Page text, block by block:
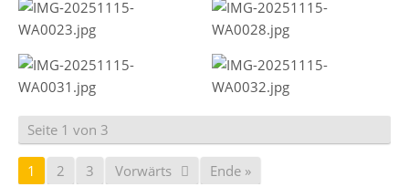
Seite 1 von 3
1 2 3 Vorwärts Ende »